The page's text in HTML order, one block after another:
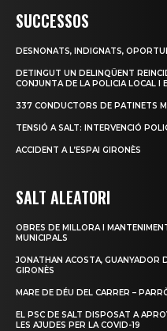
SUCCESSOS
DESNONATS, INDIGNATS,
DETINGUT UN DELINQÜENT
CONJUNTA DE LA POLICIA LOCAL I
337 CONDUCTORS DE PATINETS
TENSIÓ A SALT: INTERVENCIÓ
ACCIDENT A L’ESPAI GIRONÈS
SALT ALEATORI
OBRES DE MILLORA I
MUNICIPALS
JONATHAN ACOSTA, GUANYADOR
GIRONÈS
MARE DE DÉU DEL CARRER –
EL PSC DE SALT DISPOSAT A
LES AJUDES PER LA COVID-19